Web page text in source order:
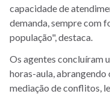
capacidade de
demanda, sempre com
população", destaca.
Os agentes concluíram
horas-aula, abrangendo
mediação de conflitos,